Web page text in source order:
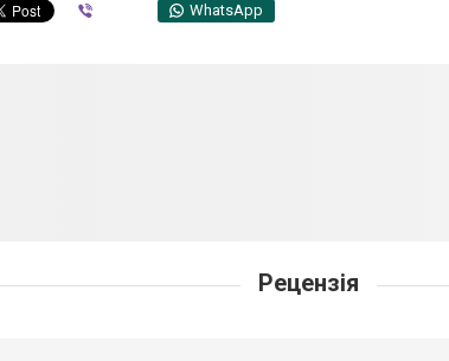
WhatsApp
Рецензія